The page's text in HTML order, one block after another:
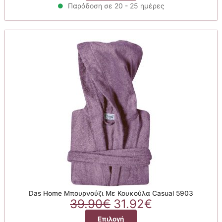
39.90€.είναι:
31.92€.
προϊόν
έχει
πολλαπλές
Οι
επιλογές
μπορούν
σελίδα
του
προϊόντος
Παράδοση σε 20 - 25 ημέρες
Das Home Μπουρνούζι Με Κουκούλα Casual 5903
39.90€ Original
price
31.92€
Επιλογή